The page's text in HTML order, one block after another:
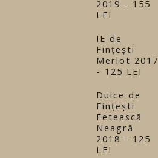
2019 - 155
LEI
IE de
Fințești
Merlot 2017
- 125 LEI
Dulce de
Fințești
Fetească
Neagră
2018 - 125
LEI